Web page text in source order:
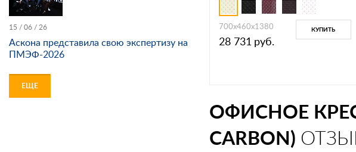
700х460х1380
28 731 руб.
КУПИТЬ
ОФИСНОЕ
CARBON)
15 / 06 / 26
Аскона представила свою экспертизу на
ПМЭФ-2026
ЕЩЕ